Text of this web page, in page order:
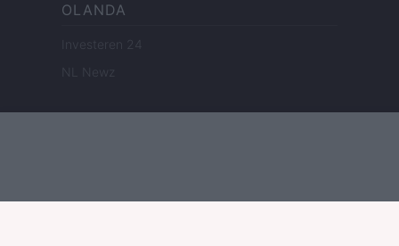
OLANDA
Investeren 24
NL Newz